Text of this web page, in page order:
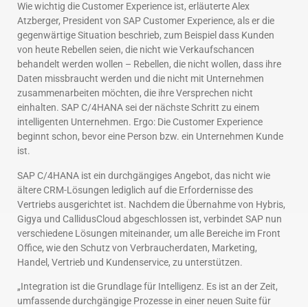
Wie wichtig die Customer Experience ist, erläuterte Alex
Atzberger, President von SAP Customer Experience, als er die
gegenwärtige Situation beschrieb, zum Beispiel dass Kunden
von heute Rebellen seien, die nicht wie Verkaufschancen
behandelt werden wollen – Rebellen, die nicht wollen, dass ihre
Daten missbraucht werden und die nicht mit Unternehmen
zusammenarbeiten möchten, die ihre Versprechen nicht
einhalten. SAP C/4HANA sei der nächste Schritt zu einem
intelligenten Unternehmen. Ergo: Die Customer Experience
beginnt schon, bevor eine Person bzw. ein Unternehmen Kunde
ist.
SAP C/4HANA ist ein durchgängiges Angebot, das nicht wie
ältere CRM-Lösungen lediglich auf die Erfordernisse des
Vertriebs ausgerichtet ist. Nachdem die Übernahme von Hybris,
Gigya und CallidusCloud abgeschlossen ist, verbindet SAP nun
verschiedene Lösungen miteinander, um alle Bereiche im Front
Office, wie den Schutz von Verbraucherdaten, Marketing,
Handel, Vertrieb und Kundenservice, zu unterstützen.
„Integration ist die Grundlage für Intelligenz. Es ist an der Zeit,
umfassende durchgängige Prozesse in einer neuen Suite für